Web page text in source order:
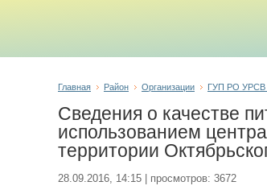
Главная Район Организации ГУП РО УРСВ
Сведения о качестве
использованием
территории
28.09.2016, 14:15 | просмотров: 3672